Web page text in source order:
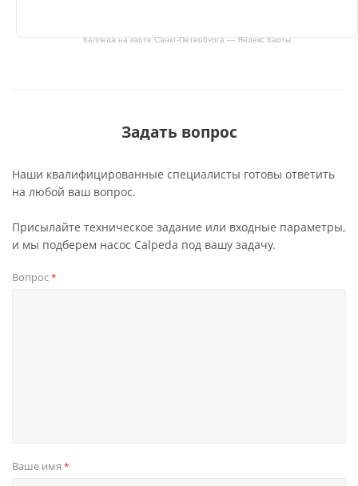
Калпеда на карте Санкт‑Петербурга — Яндекс Карты
Задать вопрос
Наши квалифицированные специалисты готовы ответить
на любой ваш вопрос.
Присылайте техническое задание или входные параметры,
и мы подберем насос Calpeda под вашу задачу.
Вопрос*
Ваше имя *